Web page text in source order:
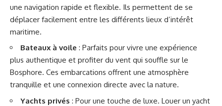
une navigation rapide et flexible. Ils permettent de se
déplacer facilement entre les différents lieux d’intérêt
maritime.
Bateaux à voile : Parfaits pour vivre une expérience
plus authentique et profiter du vent qui souffle sur le
Bosphore. Ces embarcations offrent une atmosphère
tranquille et une connexion directe avec la nature.
Yachts privés : Pour une touche de luxe. Louer un yacht